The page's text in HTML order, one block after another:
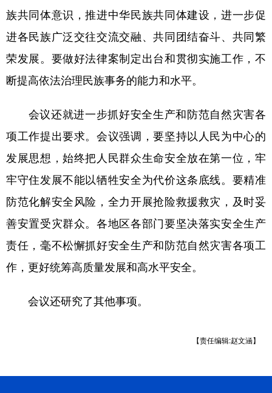
族共同体意识，推进中华民族共同体建设，进一步促
进各民族广泛交往交流交融、共同团结奋斗、共同繁
荣发展。要做好法律案制定出台和贯彻实施工作，不
断提高依法治理民族事务的能力和水平。
会议还就进一步抓好安全生产和防范自然灾害各
项工作提出要求。会议强调，要坚持以人民为中心的
发展思想，始终把人民群众生命安全放在第一位，牢
牢守住发展不能以牺牲安全为代价这条底线。要精准
防范化解安全风险，全力开展抢险救援救灾，及时妥
善安置受灾群众。各地区各部门要坚决落实安全生产
责任，毫不松懈抓好安全生产和防范自然灾害各项工
作，更好统筹高质量发展和高水平安全。
会议还研究了其他事项。
【责任编辑:赵文涵】